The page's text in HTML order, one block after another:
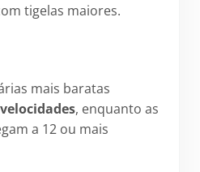
tigelas maiores.
mais baratas
, enquanto as
a 12 ou mais